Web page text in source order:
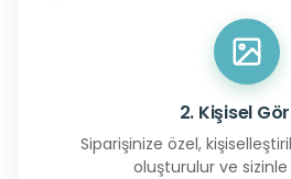
2. Kişisel
Siparişinize özel,
oluşturulur ve sizinle